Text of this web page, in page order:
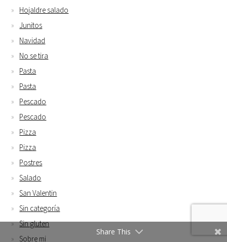
Hojaldre salado
Junitos
Navidad
No se tira
Pasta
Pasta
Pescado
Pescado
Pizza
Pizza
Postres
Salado
San Valentin
Sin categoría
Sin gluten
Sobre mi
Share This